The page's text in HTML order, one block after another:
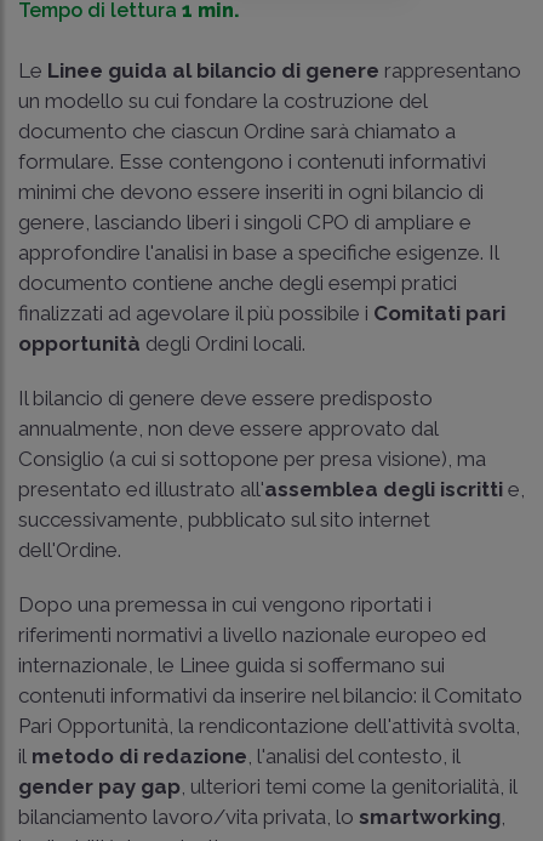
Tempo di lettura 1 min.
Le Linee guida al bilancio di genere rappresentano
un modello su cui fondare la costruzione del
documento che ciascun Ordine sarà chiamato a
formulare. Esse contengono i contenuti informativi
minimi che devono essere inseriti in ogni bilancio di
genere, lasciando liberi i singoli CPO di ampliare e
approfondire l'analisi in base a specifiche esigenze. Il
documento contiene anche degli esempi pratici
finalizzati ad agevolare il più possibile i Comitati pari
opportunità degli Ordini locali.
Il bilancio di genere deve essere predisposto
annualmente, non deve essere approvato dal
Consiglio (a cui si sottopone per presa visione), ma
presentato ed illustrato all'assemblea degli iscritti e,
successivamente, pubblicato sul sito internet
dell'Ordine.
Dopo una premessa in cui vengono riportati i
riferimenti normativi a livello nazionale europeo ed
internazionale, le Linee guida si soffermano sui
contenuti informativi da inserire nel bilancio: il Comitato
Pari Opportunità, la rendicontazione dell'attività svolta,
il metodo di redazione , l'analisi del contesto, il
gender pay gap , ulteriori temi come la genitorialità, il
bilanciamento lavoro/vita privata, lo smartworking